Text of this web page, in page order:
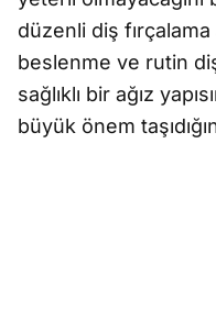
düzenli diş fırçalama
beslenme ve rutin
sağlıklı bir ağız
büyük önem